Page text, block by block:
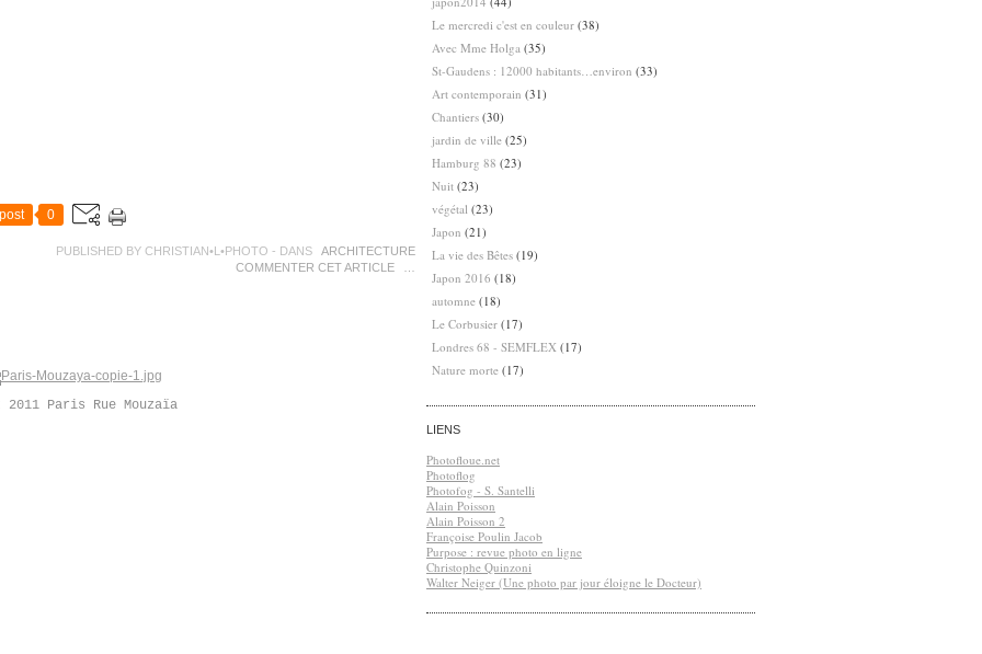
0
PUBLISHED BY CHRISTIAN•L•PHOTO - DANS
ARCHITECTURE
COMMENTER CET ARTICLE
2011 Paris Rue Mouzaïa
Le mercredi c'est en couleur (38)
Avec Mme Holga (35)
St-Gaudens : 12000 habitants…environ (33)
Art contemporain (31)
Chantiers (30)
jardin de ville (25)
Hamburg 88 (23)
Nuit (23)
végétal (23)
Japon (21)
La vie des Bêtes (19)
Japon 2016 (18)
automne (18)
Le Corbusier (17)
Londres 68 - SEMFLEX (17)
Nature morte (17)
LIENS
Photofloue.net
Photoflog
Photofog - S. Santelli
Alain Poisson
Alain Poisson 2
Françoise Poulin Jacob
Purpose : revue photo en ligne
Christophe Quinzoni
Walter Neiger (Une photo par jour éloigne le Docteur)